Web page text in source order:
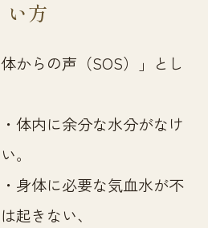
い方
からの声（SOS）」とし
体内に余分な水分がなけ
。
身体に必要な気血水が不
起きない、